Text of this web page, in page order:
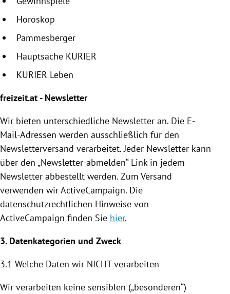
Horoskop
Pammesberger
Hauptsache KURIER
KURIER Leben
freizeit.at - Newsletter
Wir bieten unterschiedliche Newsletter an. Die E-
Mail-Adressen werden ausschließlich für den
Newsletterversand verarbeitet. Jeder Newsletter kann
über den „Newsletter-abmelden“ Link in jedem
Newsletter abbestellt werden. Zum Versand
verwenden wir ActiveCampaign. Die
datenschutzrechtlichen Hinweise von
ActiveCampaign finden Sie hier.
3. Datenkategorien und Zweck
3.1 Welche Daten wir NICHT verarbeiten
Wir verarbeiten keine sensiblen („besonderen“)